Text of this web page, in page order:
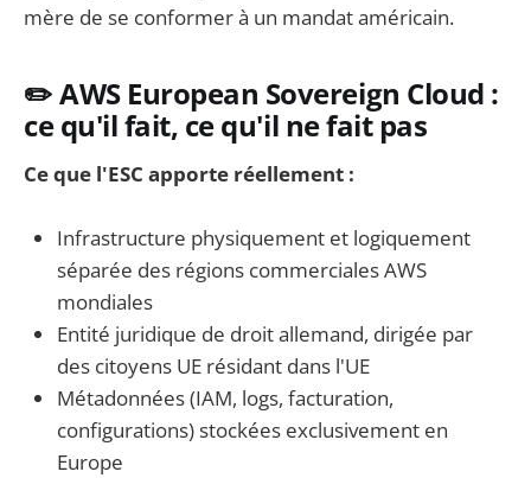
mère de se conformer à un mandat américain.
✏️ AWS European Sovereign Cloud :
ce qu'il fait, ce qu'il ne fait pas
Ce que l'ESC apporte réellement :
Infrastructure physiquement et logiquement
séparée des régions commerciales AWS
mondiales
Entité juridique de droit allemand, dirigée par
des citoyens UE résidant dans l'UE
Métadonnées (IAM, logs, facturation,
configurations) stockées exclusivement en
Europe